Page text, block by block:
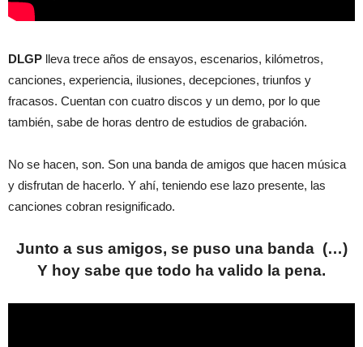
DLGP lleva trece años de ensayos, escenarios, kilómetros,
canciones, experiencia, ilusiones, decepciones, triunfos y
fracasos. Cuentan con cuatro discos y un demo, por lo que
también, sabe de horas dentro de estudios de grabación.
No se hacen, son. Son una banda de amigos que hacen música
y disfrutan de hacerlo. Y ahí, teniendo ese lazo presente, las
canciones cobran resignificado.
Junto a sus amigos, se puso una banda (…)
Y hoy sabe que todo ha valido la pena.